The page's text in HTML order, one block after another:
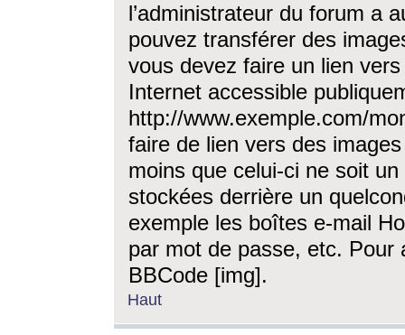
l’administrateur du forum a
pouvez transférer des
vous devez faire un lien
Internet accessible
http://www.exemple.com/
faire de lien vers des
moins que celui-ci ne soit
stockées derrière un
exemple les boîtes e-mail
par mot de passe, etc. Pour
BBCode [img].
Haut